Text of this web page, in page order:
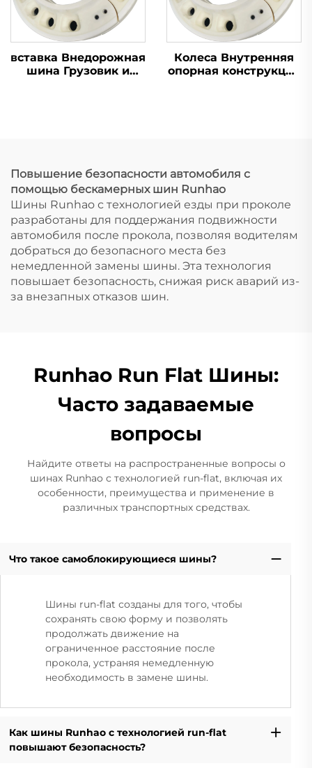
вставка Внедорожная
шина Грузовик и
Колеса Внутренняя
опорная конструкция
Повышение безопасности автомобиля с
помощью бескамерных шин Runhao
Шины Runhao с технологией езды при проколе
разработаны для поддержания подвижности
автомобиля после прокола, позволяя водителям
добраться до безопасного места без
немедленной замены шины. Эта технология
повышает безопасность, снижая риск аварий из-
за внезапных отказов шин.
Runhao Run Flat Шины:
Часто задаваемые
вопросы
Найдите ответы на распространенные вопросы о
шинах Runhao с технологией run-flat, включая их
особенности, преимущества и применение в
различных транспортных средствах.
Что такое самоблокирующиеся шины?
Шины run-flat созданы для того, чтобы
сохранять свою форму и позволять
продолжать движение на
ограниченное расстояние после
прокола, устраняя немедленную
необходимость в замене шины.
Как шины Runhao с технологией run-flat
повышают безопасность?